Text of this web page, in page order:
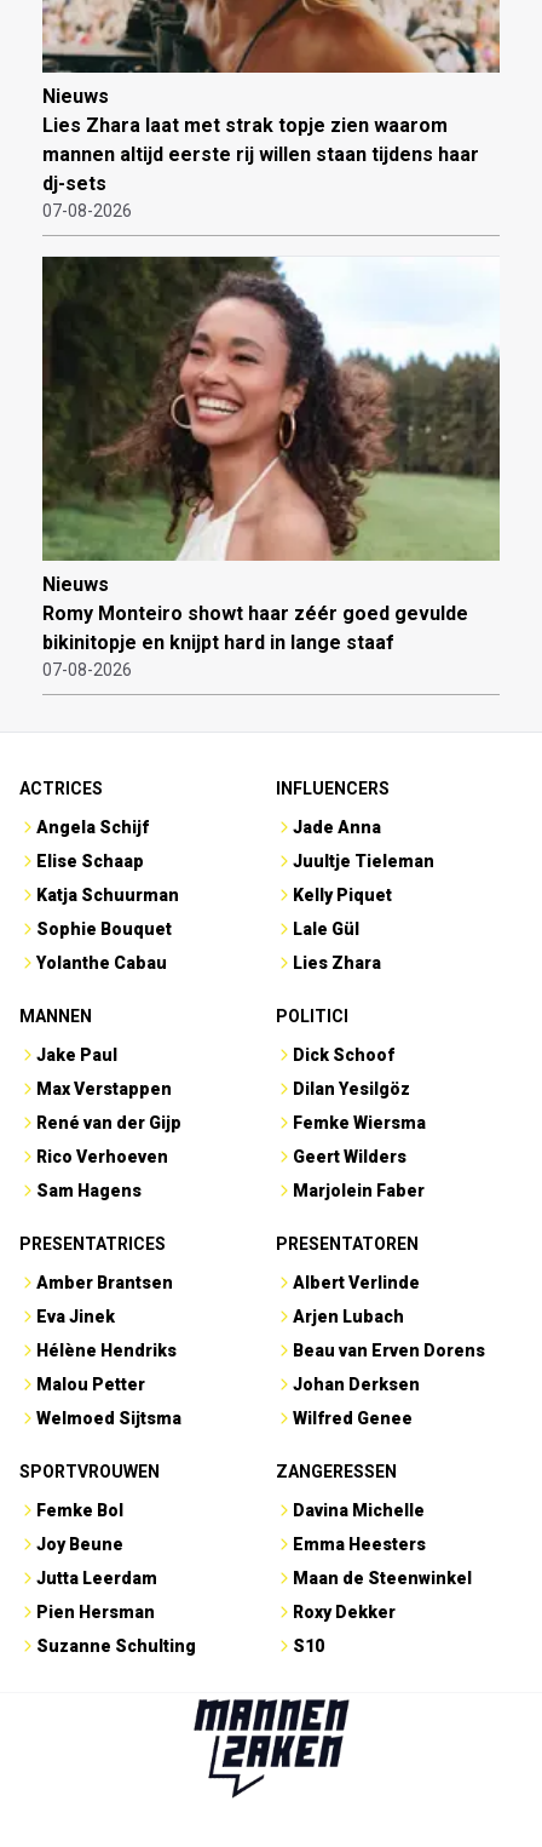
Nieuws
Lies Zhara laat met strak topje zien waarom
mannen altijd eerste rij willen staan tijdens haar
dj-sets
07-08-2026
Nieuws
Romy Monteiro showt haar zéér goed gevulde
bikinitopje en knijpt hard in lange staaf
07-08-2026
ACTRICES
Angela Schijf
Elise Schaap
Katja Schuurman
Sophie Bouquet
Yolanthe Cabau
INFLUENCERS
Jade Anna
Juultje Tieleman
Kelly Piquet
Lale Gül
Lies Zhara
MANNEN
Jake Paul
Max Verstappen
René van der Gijp
Rico Verhoeven
Sam Hagens
POLITICI
Dick Schoof
Dilan Yesilgöz
Femke Wiersma
Geert Wilders
Marjolein Faber
PRESENTATRICES
Amber Brantsen
Eva Jinek
Hélène Hendriks
Malou Petter
Welmoed Sijtsma
PRESENTATOREN
Albert Verlinde
Arjen Lubach
Beau van Erven Dorens
Johan Derksen
Wilfred Genee
SPORTVROUWEN
Femke Bol
Joy Beune
Jutta Leerdam
Pien Hersman
Suzanne Schulting
ZANGERESSEN
Davina Michelle
Emma Heesters
Maan de Steenwinkel
Roxy Dekker
S10